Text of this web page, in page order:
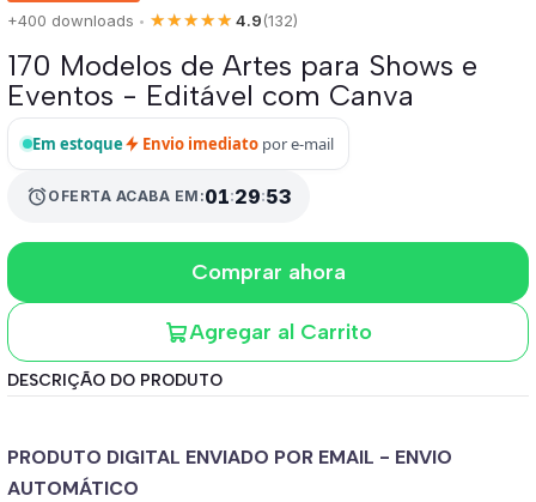
+400 downloads • ★★★★★ 4.9(132)
170 Modelos de Artes para Shows e
Eventos - Editável com Canva
Em estoque Envio imediato por e-mail
alarmOFERTA ACABA EM:01:29:53
Agregar al Carrito
Comprar ahora
DESCRIÇÃO DO PRODUTO
PRODUTO DIGITAL ENVIADO POR EMAIL - ENVIO
AUTOMÁTICO